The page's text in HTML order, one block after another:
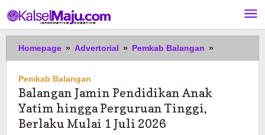
ke
konten
Homepage » Advertorial » Pemkab Balangan »
Jamin
Pemkab Balangan
Balangan Jamin Pendidikan Anak
Yatim hingga Perguruan Tinggi,
Berlaku Mulai 1 Juli 2026